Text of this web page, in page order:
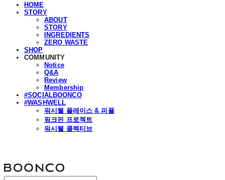
HOME
STORY
ABOUT
STORY
INGREDIENTS
ZERO WASTE
SHOP
COMMUNITY
Notice
Q&A
Review
Membership
#SOCIALBOONCO
#WASHWELL
워시웰 플레이스 & 피플
핑크핀 프로젝트
워시웰 콜렉티브